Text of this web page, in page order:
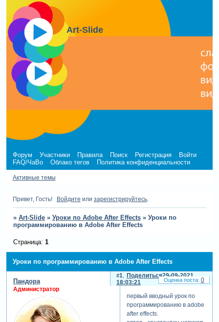
Art-Slide
Форум Участники Правила Поиск Регистрация
Войти
FAQ/ЧаВо
Облако тегов Политика конфиденциальности
Активные темы
Привет, Гость! Войдите или зарегистрируйтесь.
» Art-Slide » Уроки по Adobe After Effects » Уроки по
программированию в Adobe After Effects
Уроки по программированию в Adobe After Effects
Страница: 1
Поделиться
1
29-09-2021
18:03:21
Пандора
Администратор
первый вводный урок по
программированию в adobe
after effects.
0